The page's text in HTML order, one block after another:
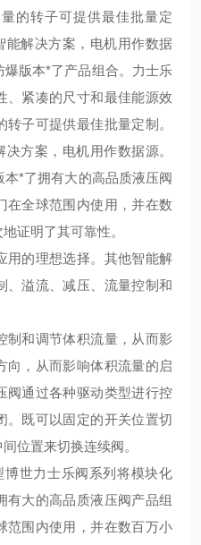
的转子可提供最佳批量定
能解决方案，电机用作数据
版本*了产品组合。 力士乐
、紧凑的尺寸和最佳能源效
子可提供最佳批量定制。
方案，电机用作数据源。
本*了拥有大的高品质液压阀
在全球范围内使用，并在数
证明了其可靠性。
用的理想选择。其他智能解
、溢流、减压、流量控制和
制和调节体积流量，从而影
向，从而影响体积流量的启
阀通过各种驱动类型进行控
。既可以固定的开关位置切
位置来切换连续阀。
博世力士乐阀系列将模块化
有大的高品质液压阀产品组
范围内使用，并在数百万小